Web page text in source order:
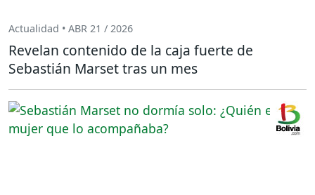
Actualidad • ABR 21 / 2026
Revelan contenido de la caja fuerte de
Sebastián Marset tras un mes